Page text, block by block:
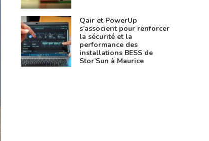
Qair et PowerUp
s’associent pour renforcer
la sécurité et la
performance des
installations BESS de
Stor’Sun à Maurice